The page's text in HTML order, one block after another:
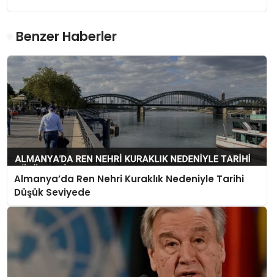
Benzer Haberler
Almanya’da Ren Nehri Kuraklık Nedeniyle Tarihi
Düşük Seviyede